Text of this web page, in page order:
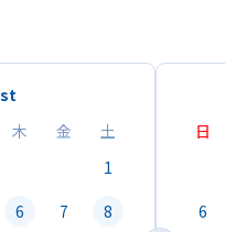
木 金
土
1
6 7
8
日
6